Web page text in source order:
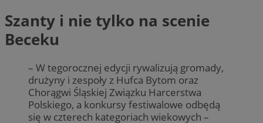
Szanty i nie tylko na scenie
Beceku
– W tegorocznej edycji rywalizują gromady,
drużyny i zespoły z Hufca Bytom oraz
Chorągwi Śląskiej Związku Harcerstwa
Polskiego, a konkursy festiwalowe odbędą
się w czterech kategoriach wiekowych –